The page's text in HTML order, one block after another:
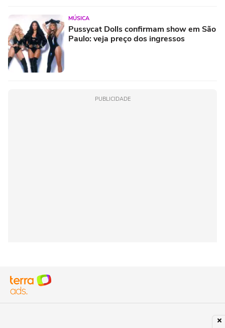
MÚSICA
Pussycat Dolls confirmam show em São
Paulo: veja preço dos ingressos
PUBLICIDADE